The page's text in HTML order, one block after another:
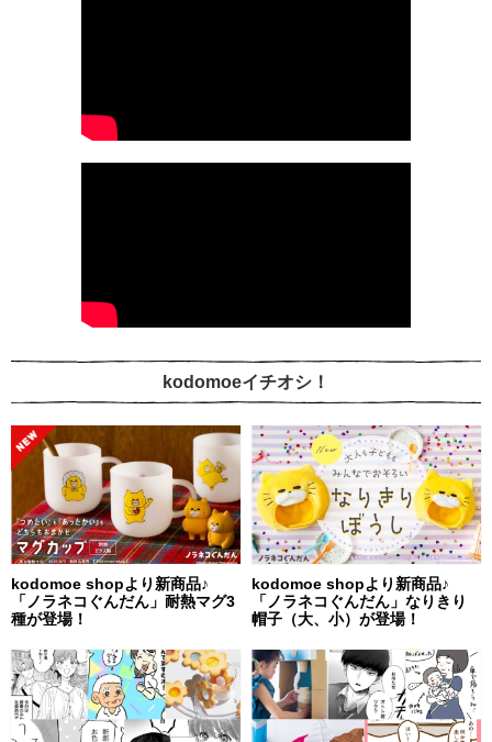
kodomoeイチオシ！
kodomoe shopより新商品♪
「ノラネコぐんだん」耐熱マグ3
種が登場！
kodomoe shopより新商品♪
「ノラネコぐんだん」なりきり
帽子（大、小）が登場！